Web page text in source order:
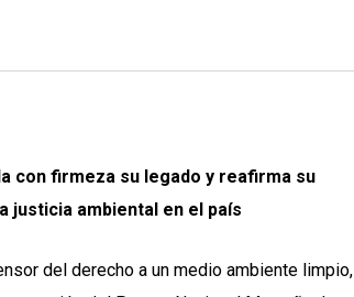
con firmeza su legado y reafirma su
justicia ambiental en el país
del derecho a un medio ambiente limpio,